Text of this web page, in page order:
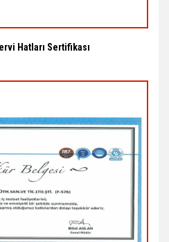
Hatları Sertifikası